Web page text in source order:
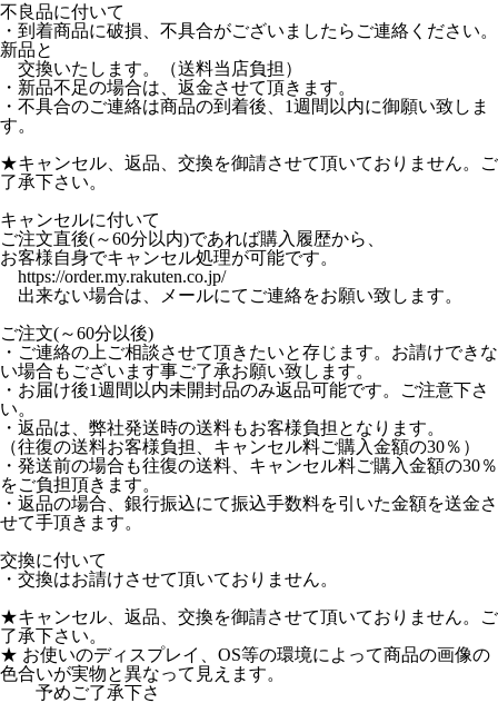
不良品に付いて
・到着商品に破損、不具合がございましたらご連絡ください。
新品と
交換いたします。（送料当店負担）
・新品不足の場合は、返金させて頂きます。
・不具合のご連絡は商品の到着後、1週間以内に御願い致しま
す。
★キャンセル、返品、交換を御請させて頂いておりません。ご
了承下さい。
キャンセルに付いて
ご注文直後(～60分以内)であれば購入履歴から、
お客様自身でキャンセル処理が可能です。
https://order.my.rakuten.co.jp/
出来ない場合は、メールにてご連絡をお願い致します。
ご注文(～60分以後)
・ご連絡の上ご相談させて頂きたいと存じます。お請けできな
い場合もございます事ご了承お願い致します。
・お届け後1週間以内未開封品のみ返品可能です。ご注意下さ
い。
・返品は、弊社発送時の送料もお客様負担となります。
（往復の送料お客様負担、キャンセル料ご購入金額の30％）
・発送前の場合も往復の送料、キャンセル料ご購入金額の30％
をご負担頂きます。
・返品の場合、銀行振込にて振込手数料を引いた金額を送金さ
せて手頂きます。
交換に付いて
・交換はお請けさせて頂いておりません。
★キャンセル、返品、交換を御請させて頂いておりません。ご
了承下さい。
★ お使いのディスプレイ、OS等の環境によって商品の画像の
色合いが実物と異なって見えます。
予めご了承下さ